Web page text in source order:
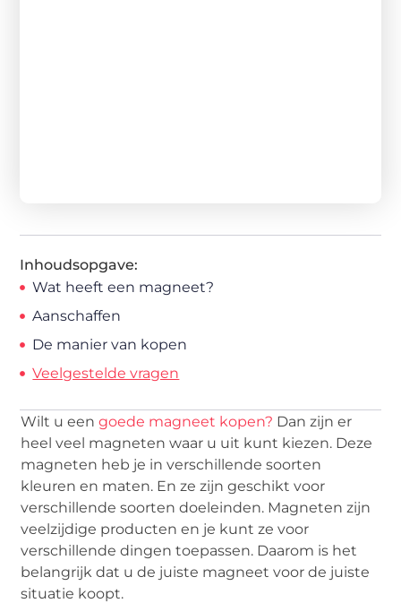
Inhoudsopgave:
Wat heeft een magneet?
Aanschaffen
De manier van kopen
Veelgestelde vragen
Wilt u eengoede magneet kopen? Dan zijn er
heel veel magneten waar u uit kunt kiezen. Deze
magneten heb je in verschillende soorten
kleuren en maten. En ze zijn geschikt voor
verschillende soorten doeleinden. Magneten zijn
veelzijdige producten en je kunt ze voor
verschillende dingen toepassen. Daarom is het
belangrijk dat u de juiste magneet voor de juiste
situatie koopt.